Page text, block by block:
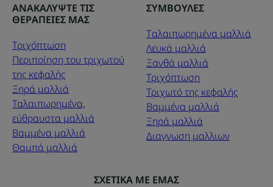
ΑΝΑΚΑΛΥΨΤΕ ΤΙΣ
ΘΕΡΑΠΕΙΕΣ ΜΑΣ
Τριχόπτωση
Περιποίηση του τριχωτού
της κεφαλής
Ξηρά μαλλιά
Ταλαιπωρημένα,
εύθραυστα μαλλιά
Βαμμένα μαλλιά
Θαμπά μαλλιά
ΣΥΜΒΟΥΛΕΣ
Tαλαιπωρημένα μαλλιά
Λευκά μαλλιά
Ξανθά μαλλιά
Τριχόπτωση
Τριχωτό της κεφαλής
Βαμμένα μαλλιά
Ξηρά μαλλιά
Διαγνωση μαλλιων
ΣΧΕΤΙΚΑ ΜΕ ΕΜΑΣ